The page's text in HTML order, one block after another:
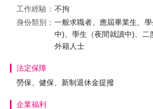
工作經驗： 不拘
身份類別： 一般求職者、應屆畢業生、
中)、學生（夜間就讀中)、二
外籍人士
法定保障
勞保、健保、新制退休金提撥
企業福利